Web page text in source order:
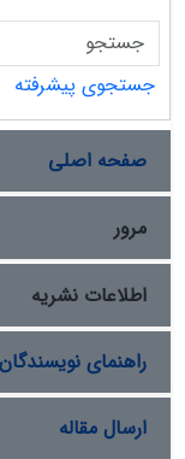
جستجوی پیشرفته
صفحه اصلی
مرور
اطلاعات نشریه
راهنمای نویسندگان
ارسال مقاله